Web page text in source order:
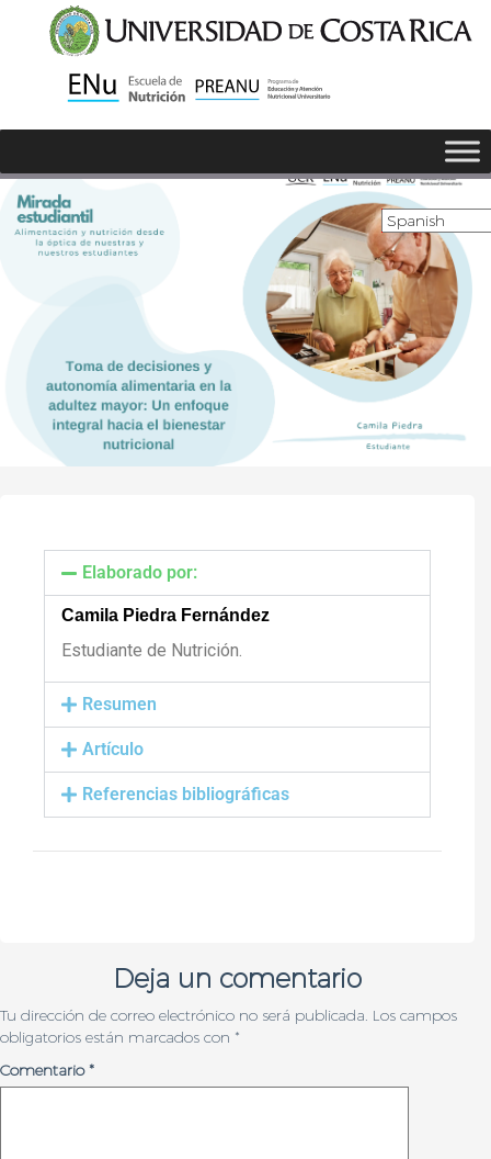
Elaborado por:
Camila Piedra Fernández
Estudiante de Nutrición.
Resumen
Artículo
Referencias bibliográficas
Deja un comentario
Tu dirección de correo electrónico no será publicada. Los campos
obligatorios están marcados con *
Comentario*